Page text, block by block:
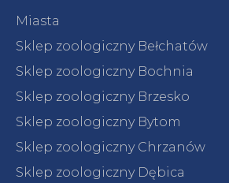
Miasta
Sklep zoologiczny Bełchatów
Sklep zoologiczny Bochnia
Sklep zoologiczny Brzesko
Sklep zoologiczny Bytom
Sklep zoologiczny Chrzanów
Sklep zoologiczny Dębica